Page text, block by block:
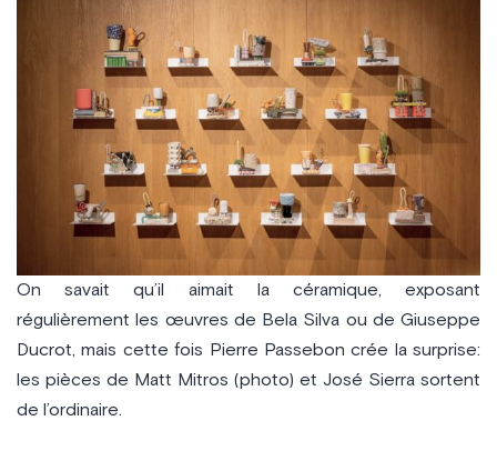
On savait qu’il aimait la céramique, exposant
régulièrement les œuvres de Bela Silva ou de Giuseppe
Ducrot, mais cette fois Pierre Passebon crée la surprise:
les pièces de Matt Mitros (photo) et José Sierra sortent
de l’ordinaire.